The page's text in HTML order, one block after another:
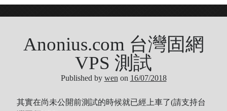
Categories
Being Music
ORICON
Anonius.com 台灣固網
VPS 測試
Published by wen on 16/07/2018
其實在尚未公開前測試的時候就已經上車了(請支持台